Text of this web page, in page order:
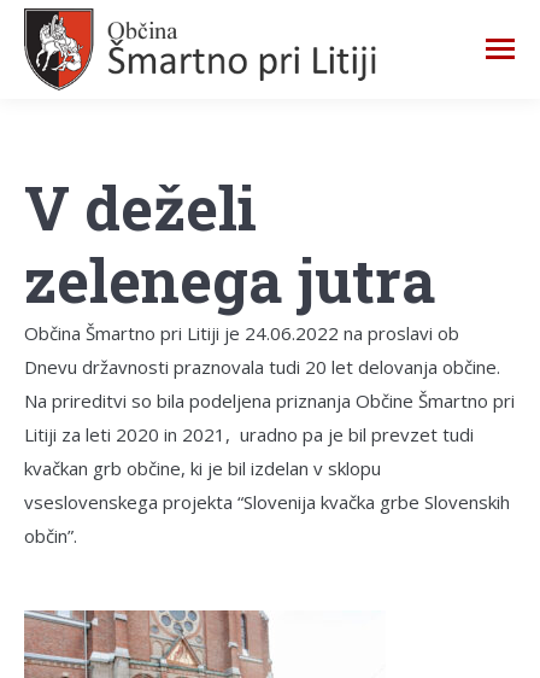
V deželi
zelenega jutra
Občina Šmartno pri Litiji je 24.06.2022 na proslavi ob
Dnevu državnosti praznovala tudi 20 let delovanja občine.
Na prireditvi so bila podeljena priznanja Občine Šmartno pri
Litiji za leti 2020 in 2021, uradno pa je bil prevzet tudi
kvačkan grb občine, ki je bil izdelan v sklopu
vseslovenskega projekta “Slovenija kvačka grbe Slovenskih
občin”.